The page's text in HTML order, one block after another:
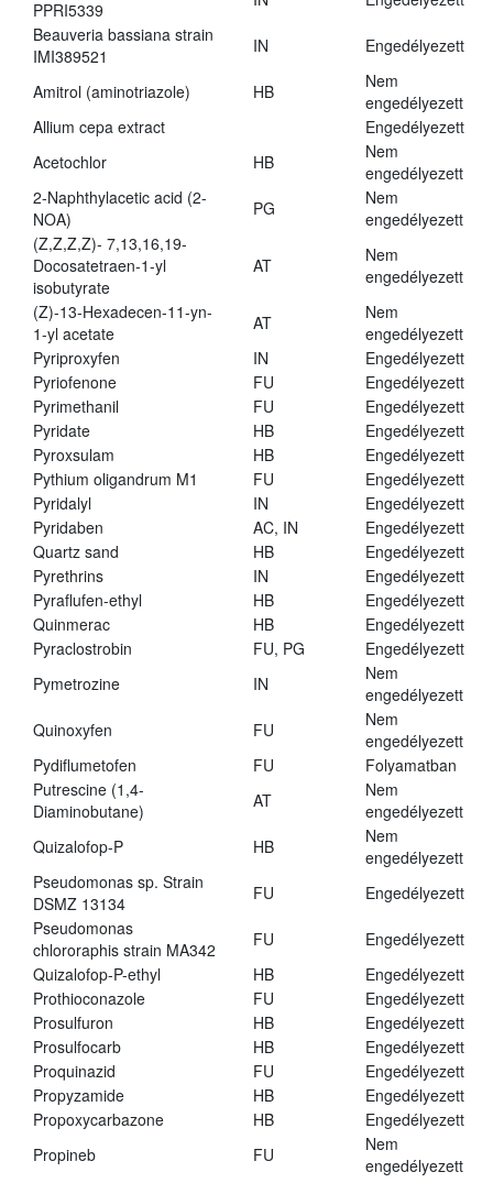
PPRI5339
Beauveria bassiana strain
IMI389521
IN Engedélyezett
Amitrol (aminotriazole) HB
Nem
engedélyezett
Allium cepa extract
Engedélyezett
Acetochlor
HB
Nem
engedélyezett
2-Naphthylacetic acid (2-
NOA)
PG
Nem
engedélyezett
(Z,Z,Z,Z)- 7,13,16,19-
Docosatetraen-1-yl
isobutyrate
AT
Nem
engedélyezett
(Z)-13-Hexadecen-11-yn-
1-yl acetate
AT
Nem
engedélyezett
Pyriproxyfen
IN
Engedélyezett
Pyriofenone
FU
Engedélyezett
Pyrimethanil
FU
Engedélyezett
Pyridate
HB
Engedélyezett
Pyroxsulam
HB
Engedélyezett
Pythium oligandrum M1
FU
Engedélyezett
Pyridalyl
IN
Engedélyezett
Pyridaben
AC, IN
Engedélyezett
Quartz sand
HB
Engedélyezett
Pyrethrins
IN
Engedélyezett
Pyraflufen-ethyl
HB
Engedélyezett
Quinmerac
HB
Engedélyezett
Pyraclostrobin
FU, PG
Engedélyezett
Pymetrozine
IN
Nem
engedélyezett
Quinoxyfen
FU
Nem
engedélyezett
Pydiflumetofen
FU
Folyamatban
Putrescine (1,4-
Diaminobutane)
AT
Nem
engedélyezett
Quizalofop-P
HB
Nem
engedélyezett
Pseudomonas sp. Strain
DSMZ 13134
FU
Engedélyezett
Pseudomonas
chlororaphis strain MA342
FU
Engedélyezett
Quizalofop-P-ethyl
HB
Engedélyezett
Prothioconazole
FU
Engedélyezett
Prosulfuron
HB
Engedélyezett
Prosulfocarb
HB
Engedélyezett
Proquinazid
FU
Engedélyezett
Propyzamide
HB
Engedélyezett
Propoxycarbazone
HB
Engedélyezett
Propineb
FU
Nem
engedélyezett